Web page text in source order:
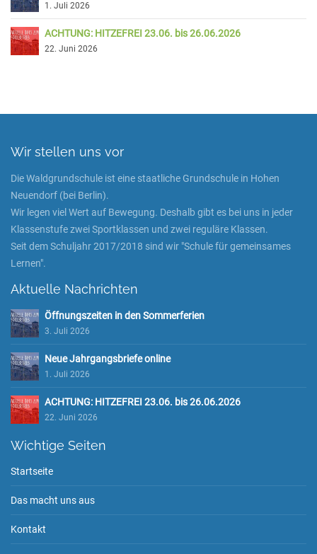
1. Juli 2026
ACHTUNG: HITZEFREI 23.06. bis 26.06.2026
22. Juni 2026
Wir stellen uns vor
Die Waldgrundschule ist eine staatliche Grundschule in Hohen
Neuendorf (bei Berlin).
Wir legen viel Wert auf Bewegung. Deshalb gibt es bei uns in jeder
Klassenstufe zwei Sportklassen und zwei reguläre Klassen.
Seit dem Schuljahr 2017/2018 sind wir "Schule für gemeinsames
Lernen".
Aktuelle Nachrichten
Öffnungszeiten in den Sommerferien
3. Juli 2026
Neue Jahrgangsbriefe online
1. Juli 2026
ACHTUNG: HITZEFREI 23.06. bis 26.06.2026
22. Juni 2026
Wichtige Seiten
Startseite
Das macht uns aus
Kontakt